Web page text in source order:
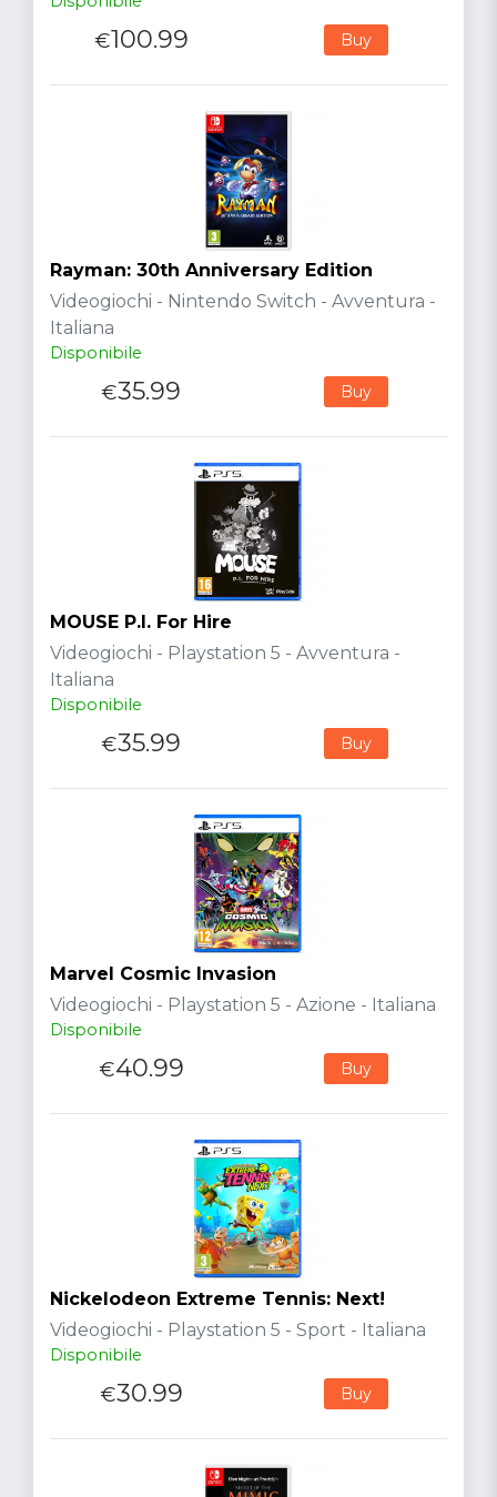
€100.99 Buy
Rayman: 30th Anniversary Edition
Videogiochi - Nintendo Switch - Avventura -
Italiana
Disponibile
€35.99 Buy
MOUSE P.I. For Hire
Videogiochi - Playstation 5 - Avventura -
Italiana
Disponibile
€35.99 Buy
Marvel Cosmic Invasion
Videogiochi - Playstation 5 - Azione - Italiana
Disponibile
€40.99 Buy
Nickelodeon Extreme Tennis: Next!
Videogiochi - Playstation 5 - Sport - Italiana
Disponibile
€30.99 Buy